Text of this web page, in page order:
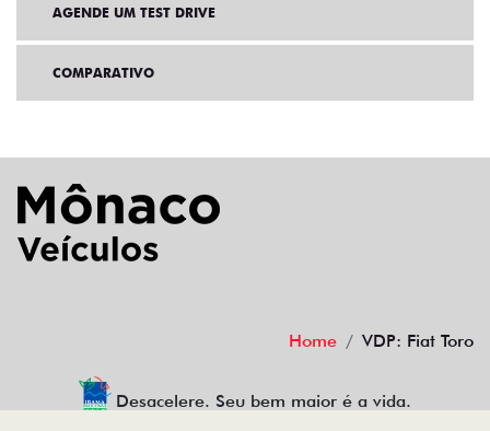
AGENDE UM TEST DRIVE
COMPARATIVO
Home VDP: Fiat Toro
Desacelere. Seu bem maior é a vida.